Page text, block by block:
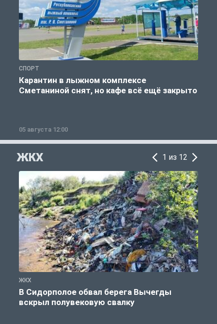
СПОРТ
Карантин в лыжном комплексе
Сметаниной снят, но кафе всё ещё закрыто
05 августа 12:00
ЖКХ 1 из 12
ЖКХ
В Сидорполое обвал берега Вычегды
вскрыл полувековую свалку